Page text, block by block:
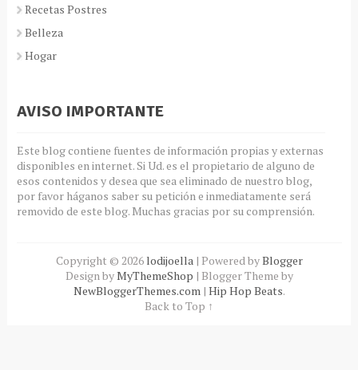
Recetas Postres
Belleza
Hogar
AVISO IMPORTANTE
Este blog contiene fuentes de información propias y externas
disponibles en internet. Si Ud. es el propietario de alguno de
esos contenidos y desea que sea eliminado de nuestro blog,
por favor háganos saber su petición e inmediatamente será
removido de este blog. Muchas gracias por su comprensión.
Copyright © 2026 lodijoella | Powered byBlogger
Design byMyThemeShop | Blogger Theme by
NewBloggerThemes.com | Hip Hop Beats.
Back to Top ↑